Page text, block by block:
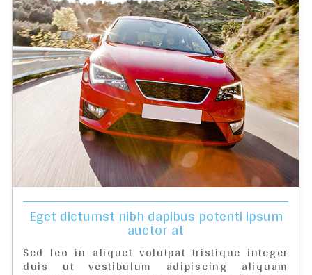
Eget dictumst nibh dapibus potenti ipsum
auctor at
Sed leo in aliquet volutpat tristique integer
duis ut vestibulum adipiscing aliquam